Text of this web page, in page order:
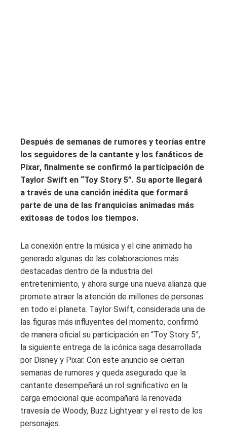
Después de semanas de rumores y teorías entre
los seguidores de la cantante y los fanáticos de
Pixar, finalmente se confirmó la participación de
Taylor Swift en “Toy Story 5”. Su aporte llegará
a través de una canción inédita que formará
parte de una de las franquicias animadas más
exitosas de todos los tiempos.
La conexión entre la música y el cine animado ha
generado algunas de las colaboraciones más
destacadas dentro de la industria del
entretenimiento, y ahora surge una nueva alianza que
promete atraer la atención de millones de personas
en todo el planeta. Taylor Swift, considerada una de
las figuras más influyentes del momento, confirmó
de manera oficial su participación en “Toy Story 5”,
la siguiente entrega de la icónica saga desarrollada
por Disney y Pixar. Con este anuncio se cierran
semanas de rumores y queda asegurado que la
cantante desempeñará un rol significativo en la
carga emocional que acompañará la renovada
travesía de Woody, Buzz Lightyear y el resto de los
personajes.